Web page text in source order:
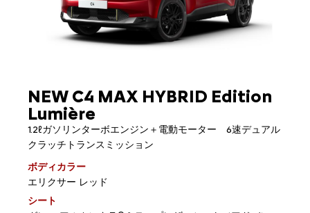
NEW C4 MAX HYBRID Edition
Lumière
1.2ℓガソリンターボエンジン＋電動モーター 6速デュアル
クラッチトランスミッション
ボディカラー
エリクサー レッド
シート